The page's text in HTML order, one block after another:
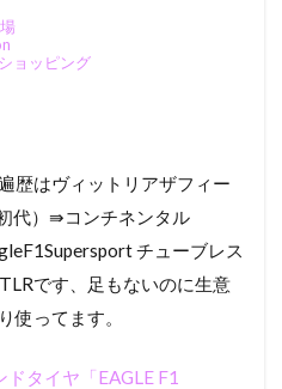
ョッピング
歴はヴィットリアザフィー
代）⇛コンチネンタル
チューブレス
です、足もないのに生意
使ってます。
タイヤ「EAGLE F1